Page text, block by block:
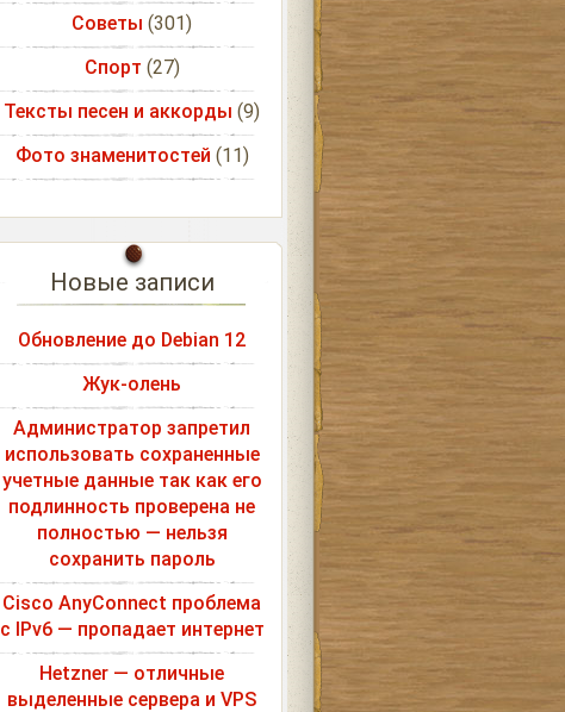
Советы (301)
Спорт (27)
Тексты песен и аккорды (9)
Фото знаменитостей (11)
Новые записи
Обновление до Debian 12
Жук-олень
Администратор запретил
использовать сохраненные
учетные данные так как его
подлинность проверена не
полностью — нельзя
сохранить пароль
Cisco AnyConnect проблема
с IPv6 — пропадает интернет
Hetzner — отличные
выделенные сервера и VPS